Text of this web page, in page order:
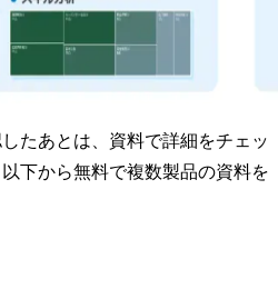
たあとは、資料で詳細をチェッ
下から無料で複数製品の資料を